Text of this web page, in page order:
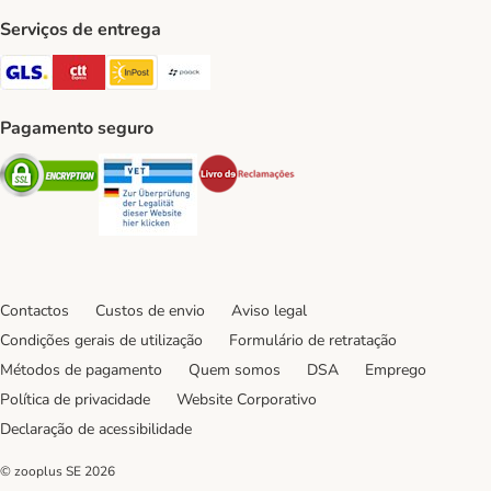
Serviços de entrega
GLS Shipping Method
CTTExpress Shipping Method
InPost Shipping Method
Pagamento seguro
Security Security
Contactos Custos de envio
Aviso legal
Condições gerais de utilização
Formulário de retratação
Métodos de pagamento
Quem somos DSA
Emprego
Política de privacidade
Website Corporativo
Declaração de acessibilidade
© zooplus SE 2026